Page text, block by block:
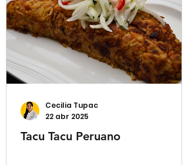
Tacu Tacu Peruano
Cecilia Tupac
22 abr 2025